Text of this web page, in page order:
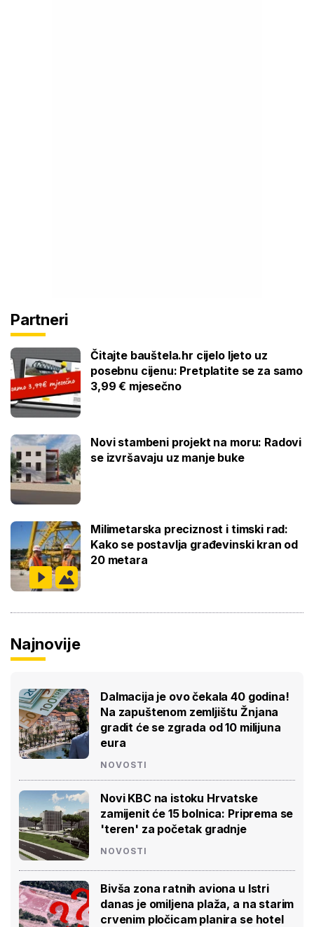
Partneri
Čitajte bauštela.hr cijelo ljeto uz
posebnu cijenu: Pretplatite se za samo
3,99 € mjesečno
Novi stambeni projekt na moru: Radovi
se izvršavaju uz manje buke
Milimetarska preciznost i timski rad:
Kako se postavlja građevinski kran od
20 metara
Najnovije
Dalmacija je ovo čekala 40 godina!
Na zapuštenom zemljištu Žnjana
gradit će se zgrada od 10 milijuna
eura
NOVOSTI
Novi KBC na istoku Hrvatske
zamijenit će 15 bolnica: Priprema se
'teren' za početak gradnje
NOVOSTI
Bivša zona ratnih aviona u Istri
danas je omiljena plaža, a na starim
crvenim pločicam planira se hotel